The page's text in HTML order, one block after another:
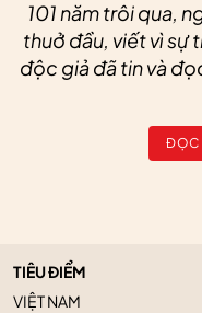
101 năm trôi qua,
thuở đầu, viết vì sự
độc giả đã tin và
ĐỌC
TIÊU ĐIỂM
VIỆT NAM